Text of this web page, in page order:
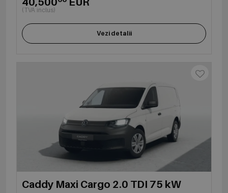
(TVA inclus)
Vezi detalii
Caddy Maxi Cargo 2.0 TDI 75 kW